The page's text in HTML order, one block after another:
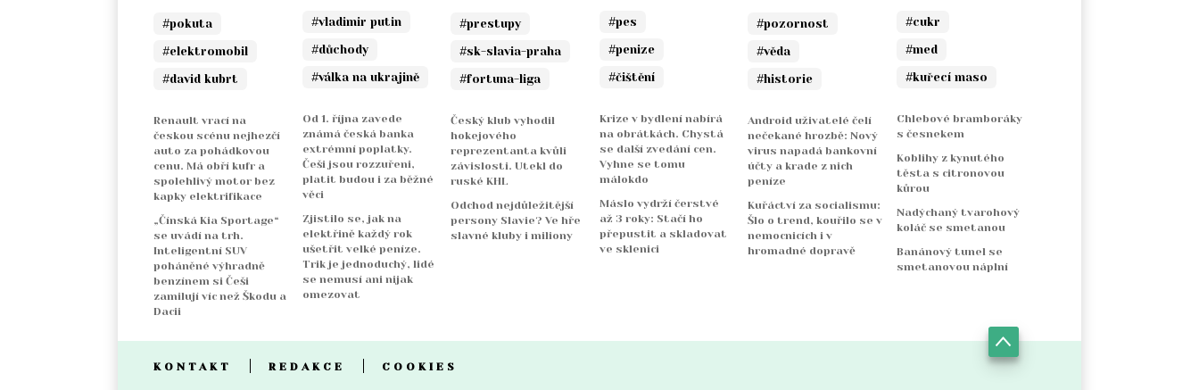
#pokuta
#elektromobil
#david kubrt
Renault vrací na
českou scénu nejhezčí
auto za pohádkovou
cenu. Má obří kufr a
spolehlivý motor bez
kapky elektrifikace
„Čínská Kia Sportage“
se uvádí na trh.
Inteligentní SUV
poháněné výhradně
benzínem si Češi
zamilují víc než Škodu a
Dacii
#vladimir putin
#důchody
#válka na ukrajině
Od 1. října zavede
známá česká banka
extrémní poplatky.
Češi jsou rozzuřeni,
platit budou i za běžné
věci
Zjistilo se, jak na
elektřině každý rok
ušetřit velké peníze.
Trik je jednoduchý, lidé
se nemusí ani nijak
omezovat
#prestupy
#sk-slavia-praha
#fortuna-liga
Český klub vyhodil
hokejového
reprezentanta kvůli
závislosti. Utekl do
ruské KHL
Odchod nejdůležitější
persony Slavie? Ve hře
slavné kluby i miliony
#pes
#penize
#čištění
Krize v bydlení nabírá
na obrátkách. Chystá
se další zvedání cen.
Vyhne se tomu
málokdo
Máslo vydrží čerstvé
až 3 roky: Stačí ho
přepustit a skladovat
ve sklenici
#pozornost
#věda
#historie
Android uživatelé čelí
nečekané hrozbě: Nový
virus napadá bankovní
účty a krade z nich
peníze
Kuřáctví za socialismu:
Šlo o trend, kouřilo se v
nemocnicích i v
hromadné dopravě
#cukr
#med
#kuřecí maso
Chlebové bramboráky
s česnekem
Koblihy z kynutého
těsta s citronovou
kůrou
Nadýchaný tvarohový
koláč se smetanou
Banánový tunel se
smetanovou náplní
KONTAKT REDAKCE COOKIES